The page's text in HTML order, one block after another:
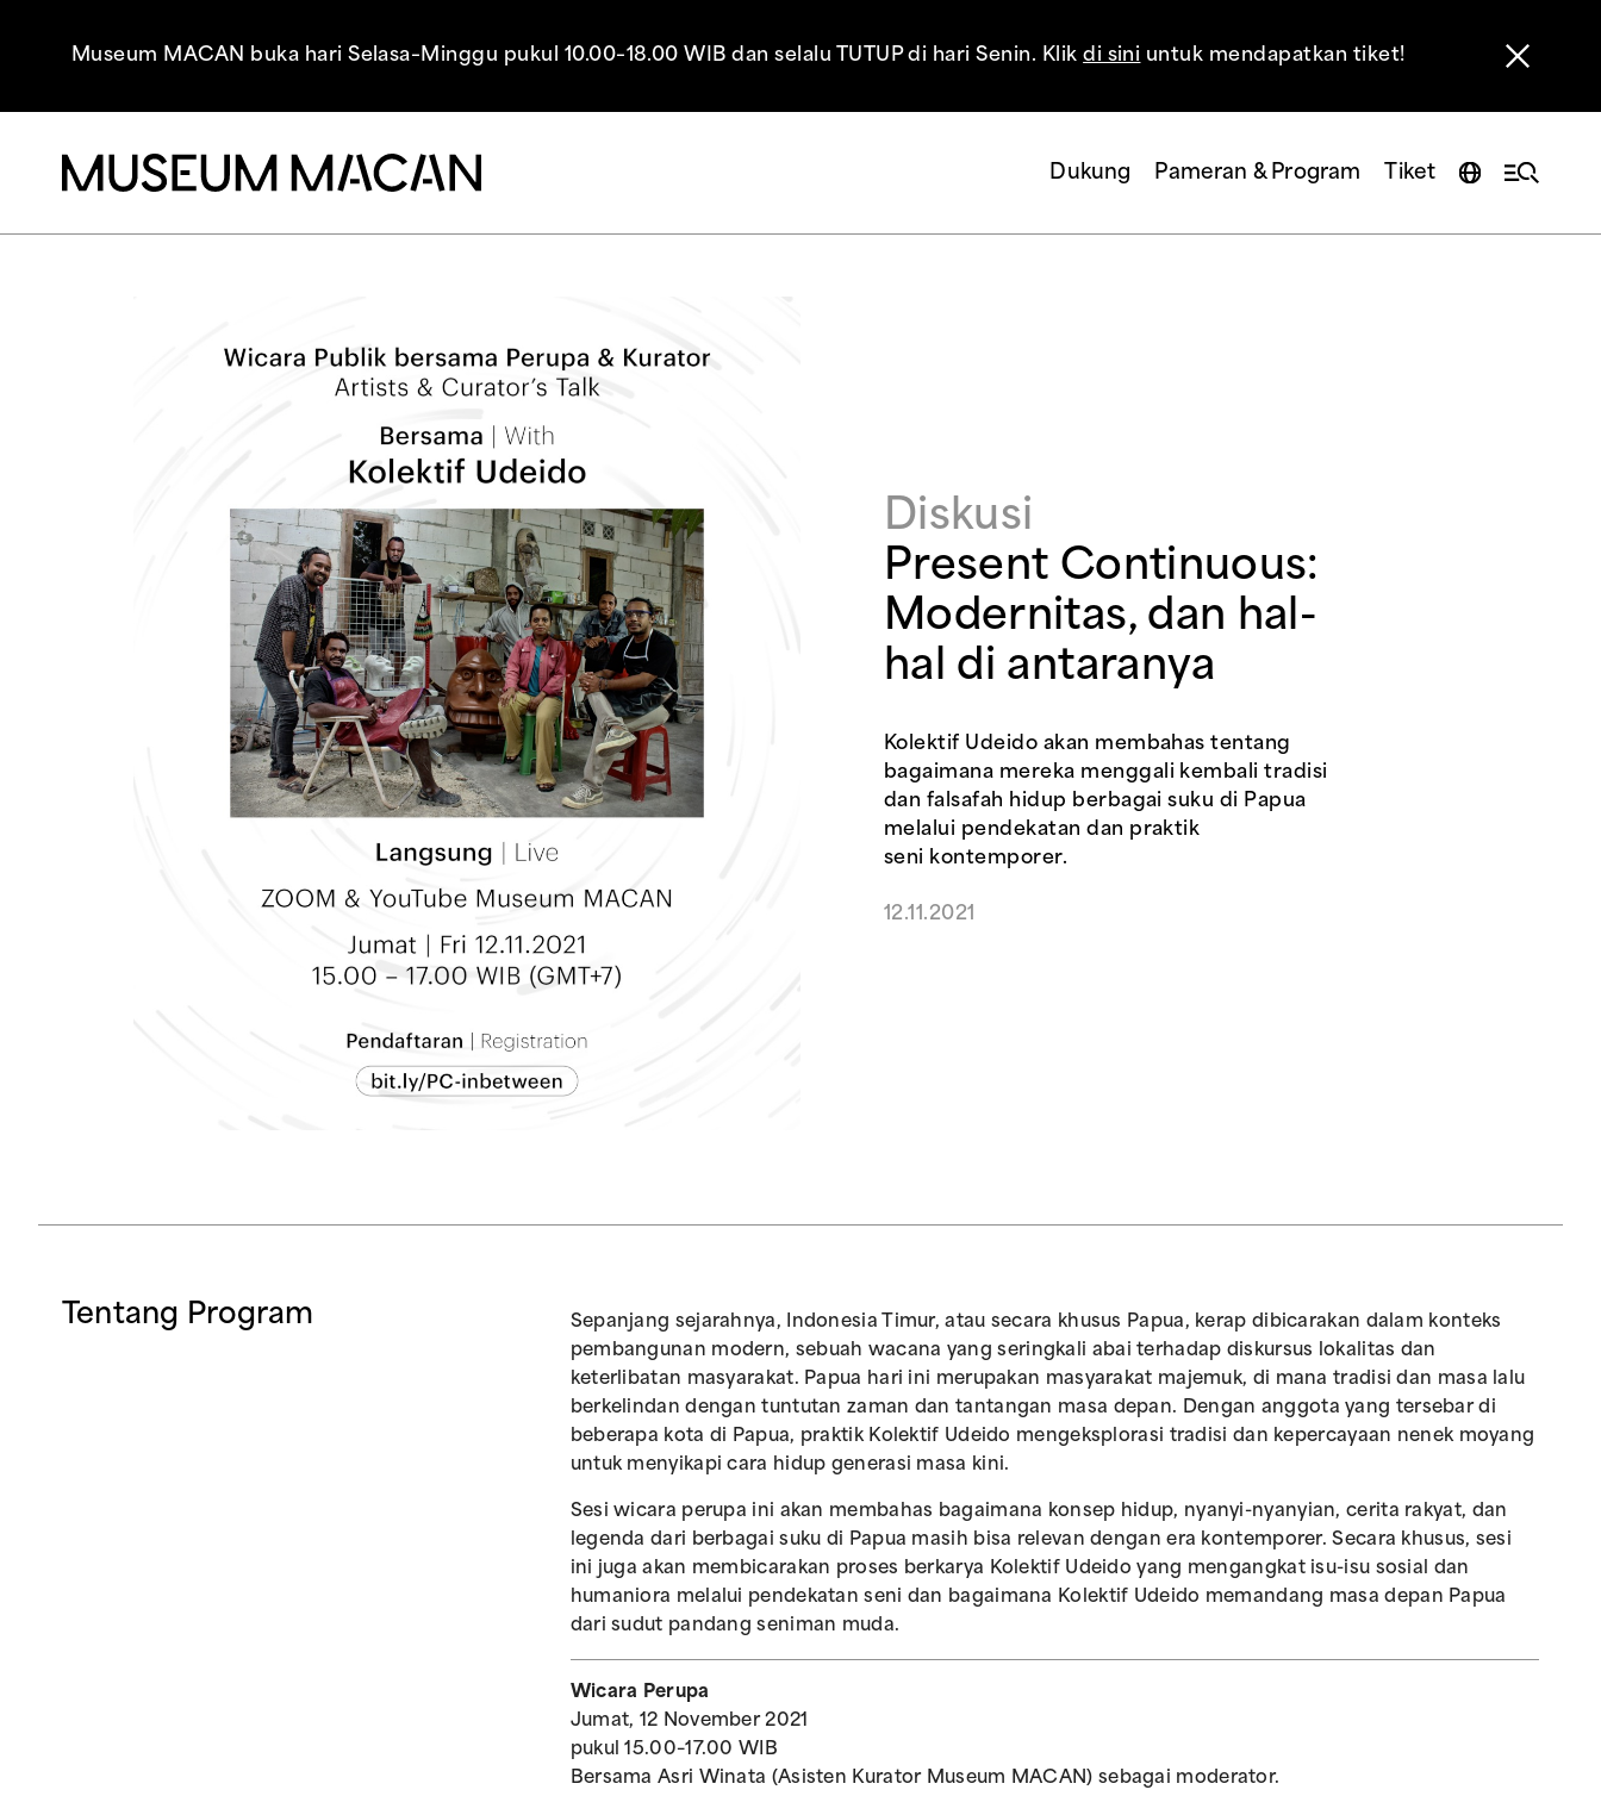
Museum MACAN buka hari Selasa–Minggu pukul 10.00–18.00 WIB dan selalu TUTUP di hari Senin. Klikdi sini untuk mendapatkan tiket!
Dukung Pameran & Program Tiket
Diskusi
Present Continuous:
Modernitas, dan hal-
hal di antaranya
Kolektif Udeido akan membahas tentang
bagaimana mereka menggali kembali tradisi
dan falsafah hidup berbagai suku di Papua
melalui pendekatan dan praktik
seni kontemporer.
12.11.2021
Tentang Program
Sepanjang sejarahnya, Indonesia Timur, atau secara khusus Papua, kerap dibicarakan dalam konteks
pembangunan modern, sebuah wacana yang seringkali abai terhadap diskursus lokalitas dan
keterlibatan masyarakat. Papua hari ini merupakan masyarakat majemuk, di mana tradisi dan masa lalu
berkelindan dengan tuntutan zaman dan tantangan masa depan. Dengan anggota yang tersebar di
beberapa kota di Papua, praktik Kolektif Udeido mengeksplorasi tradisi dan kepercayaan nenek moyang
untuk menyikapi cara hidup generasi masa kini.
Sesi wicara perupa ini akan membahas bagaimana konsep hidup, nyanyi-nyanyian, cerita rakyat, dan
legenda dari berbagai suku di Papua masih bisa relevan dengan era kontemporer. Secara khusus, sesi
ini juga akan membicarakan proses berkarya Kolektif Udeido yang mengangkat isu-isu sosial dan
humaniora melalui pendekatan seni dan bagaimana Kolektif Udeido memandang masa depan Papua
dari sudut pandang seniman muda.
Wicara Perupa
Jumat, 12 November 2021
pukul 15.00–17.00 WIB
Bersama Asri Winata (Asisten Kurator Museum MACAN) sebagai moderator.